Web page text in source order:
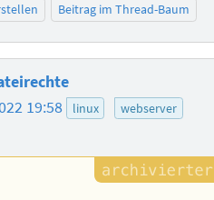
Beitrag im Thread-Baum
19:58 linux webserver